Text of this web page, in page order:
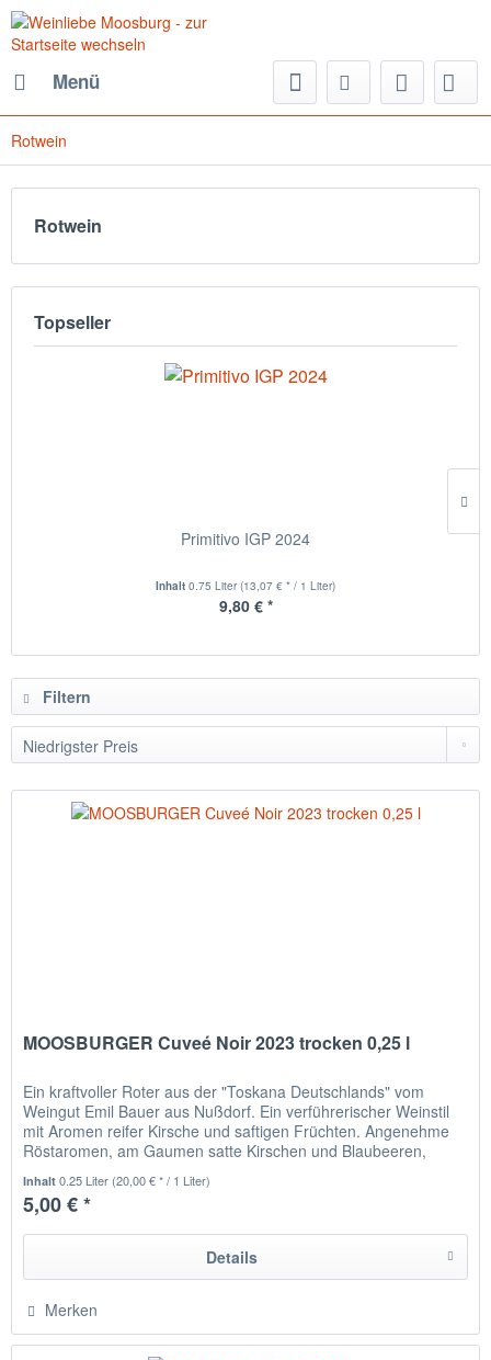
Menü
Rotwein
Rotwein
Topseller
Primitivo IGP 2024
Inhalt 0.75 Liter(13,07 € * / 1 Liter)
9,80 € *
Filtern
MOOSBURGER Cuveé Noir 2023 trocken 0,25 l
Ein kraftvoller Roter aus der "Toskana Deutschlands" vom
Weingut Emil Bauer aus Nußdorf. Ein verführerischer Weinstil
mit Aromen reifer Kirsche und saftigen Früchten. Angenehme
Röstaromen, am Gaumen satte Kirschen und Blaubeeren,
Inhalt0.25 Liter (20,00 € * / 1 Liter)
5,00 € *
Details
Merken